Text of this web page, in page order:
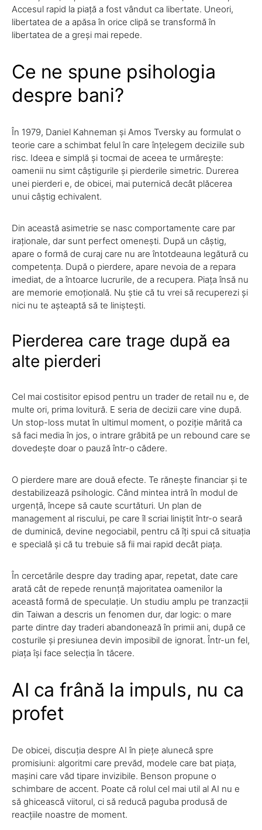
Accesul rapid la piață a fost vândut ca libertate. Uneori,
libertatea de a apăsa în orice clipă se transformă în
libertatea de a greși mai repede.
Ce ne spune psihologia
despre bani?
În 1979, Daniel Kahneman și Amos Tversky au formulat o
teorie care a schimbat felul în care înțelegem deciziile sub
risc. Ideea e simplă și tocmai de aceea te urmărește:
oamenii nu simt câștigurile și pierderile simetric. Durerea
unei pierderi e, de obicei, mai puternică decât plăcerea
unui câștig echivalent.
Din această asimetrie se nasc comportamente care par
iraționale, dar sunt perfect omenești. După un câștig,
apare o formă de curaj care nu are întotdeauna legătură cu
competența. După o pierdere, apare nevoia de a repara
imediat, de a întoarce lucrurile, de a recupera. Piața însă nu
are memorie emoțională. Nu știe că tu vrei să recuperezi și
nici nu te așteaptă să te liniștești.
Pierderea care trage după ea
alte pierderi
Cel mai costisitor episod pentru un trader de retail nu e, de
multe ori, prima lovitură. E seria de decizii care vine după.
Un stop-loss mutat în ultimul moment, o poziție mărită ca
să faci media în jos, o intrare grăbită pe un rebound care se
dovedește doar o pauză într-o cădere.
O pierdere mare are două efecte. Te rănește financiar și te
destabilizează psihologic. Când mintea intră în modul de
urgență, începe să caute scurtături. Un plan de
management al riscului, pe care îl scriai liniștit într-o seară
de duminică, devine negociabil, pentru că îți spui că situația
e specială și că tu trebuie să fii mai rapid decât piața.
În cercetările despre day trading apar, repetat, date care
arată cât de repede renunță majoritatea oamenilor la
această formă de speculație. Un studiu amplu pe tranzacții
din Taiwan a descris un fenomen dur, dar logic: o mare
parte dintre day traderi abandonează în primii ani, după ce
costurile și presiunea devin imposibil de ignorat. Într-un fel,
piața își face selecția în tăcere.
AI ca frână la impuls, nu ca
profet
De obicei, discuția despre AI în piețe alunecă spre
promisiuni: algoritmi care prevăd, modele care bat piața,
mașini care văd tipare invizibile. Benson propune o
schimbare de accent. Poate că rolul cel mai util al AI nu e
să ghicească viitorul, ci să reducă paguba produsă de
reacțiile noastre de moment.